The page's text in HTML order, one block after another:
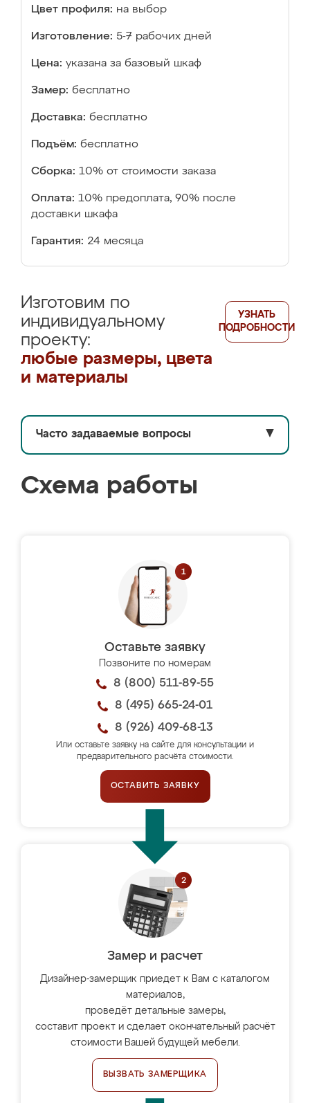
Цвет профиля: на выбор
Изготовление: 5-7 рабочих дней
Цена: указана за базовый шкаф
Замер: бесплатно
Доставка: бесплатно
Подъём: бесплатно
Сборка: 10% от стоимости заказа
Оплата: 10% предоплата, 90% после
доставки шкафа
Гарантия: 24 месяца
Изготовим по
индивидуальному
проекту:
любые размеры, цвета
и материалы
УЗНАТЬ
ПОДРОБНОСТИ
Часто задаваемые вопросы ▼
Схема работы
Оставьте заявку
Позвоните по номерам
8 (800) 511-89-55
8 (495) 665-24-01
8 (926) 409-68-13
Или оставьте заявку на сайте для консультации и
предварительного расчёта стоимости.
ОСТАВИТЬ ЗАЯВКУ
Замер и расчет
Дизайнер-замерщик приедет к Вам с каталогом
материалов,
проведёт детальные замеры,
составит проект и сделает окончательный расчёт
стоимости Вашей будущей мебели.
ВЫЗВАТЬ ЗАМЕРЩИКА